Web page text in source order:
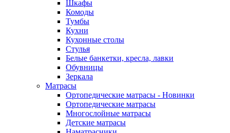
Шкафы
Комоды
Тумбы
Кухни
Кухонные столы
Стулья
Белые банкетки, кресла, лавки
Обувницы
Зеркала
Матрасы
Ортопедические матрасы - Новинки
Ортопедические матрасы
Многослойные матрасы
Детские матрасы